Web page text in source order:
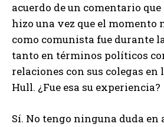
acuerdo de un comentario
hizo una vez que el momento
como comunista fue durante
tanto en términos políticos
relaciones con sus colegas
Hull. ¿Fue esa su experiencia?
Sí. No tengo ninguna duda en